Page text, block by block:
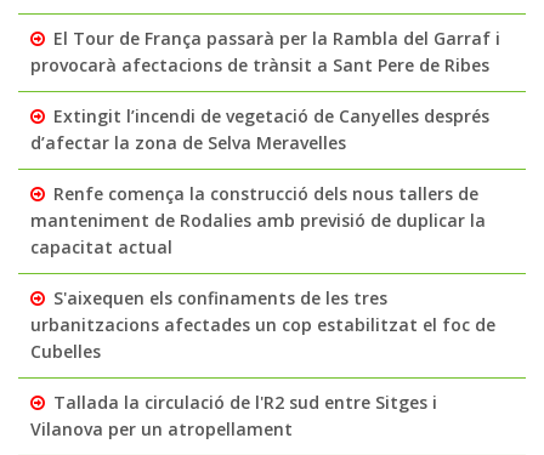
El Tour de França passarà per la Rambla del Garraf i
provocarà afectacions de trànsit a Sant Pere de Ribes
Extingit l’incendi de vegetació de Canyelles després
d’afectar la zona de Selva Meravelles
Renfe comença la construcció dels nous tallers de
manteniment de Rodalies amb previsió de duplicar la
capacitat actual
S'aixequen els confinaments de les tres
urbanitzacions afectades un cop estabilitzat el foc de
Cubelles
Tallada la circulació de l'R2 sud entre Sitges i
Vilanova per un atropellament